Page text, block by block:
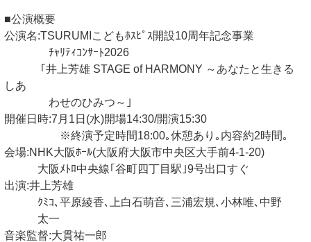
■公演概要
公演名:TSURUMIこどもﾎｽﾋﾟｽ開設10周年記念事業
ﾁｬﾘﾃｨｺﾝｻｰﾄ2026
｢井上芳雄 STAGE of HARMONY ～あなたと生きる
しあ
わせのひみつ～｣
開催日時:7月1日(水)開場14:30/開演15:30
※終演予定時間18:00｡休憩あり｡内容約2時間｡
会場:NHK大阪ﾎｰﾙ(大阪府大阪市中央区大手前4-1-20)
大阪ﾒﾄﾛ中央線｢谷町四丁目駅｣9号出口すぐ
出演:井上芳雄
ｸﾐｺ､平原綾香､上白石萌音､三浦宏規､小林唯､中野
太一
音楽監督:大貫祐一郎